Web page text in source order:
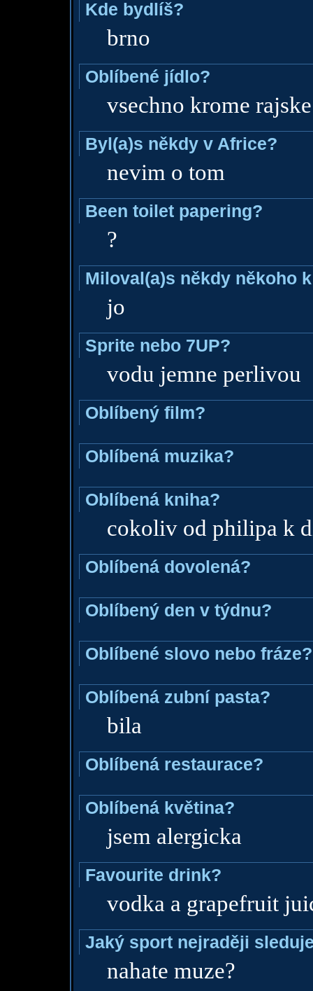
Kde bydlíš?
brno
Oblíbené jídlo?
vsechno krome rajske
Byl(a)s někdy v Africe?
nevim o tom
Been toilet papering?
?
Miloval(a)s někdy někoho
jo
Sprite nebo 7UP?
vodu jemne perlivou
Oblíbený film?
Oblíbená muzika?
Oblíbená kniha?
cokoliv od philipa k
Oblíbená dovolená?
Oblíbený den v týdnu?
Oblíbené slovo nebo fráze?
Oblíbená zubní pasta?
bila
Oblíbená restaurace?
Oblíbená květina?
jsem alergicka
Favourite drink?
vodka a grapefruit
Jaký sport nejraději
nahate muze?